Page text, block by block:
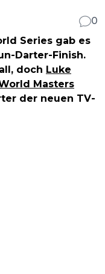
0
Series gab es
Darter-Finish.
doch Luke
Masters
der neuen TV-